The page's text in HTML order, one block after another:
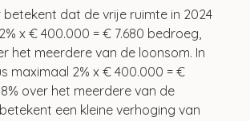
betekent dat de vrije ruimte in 2024
x € 400.000 = € 7.680 bedroeg,
het meerdere van de loonsom. In
maximaal 2% x € 400.000 = €
over het meerdere van de
een kleine verhoging van